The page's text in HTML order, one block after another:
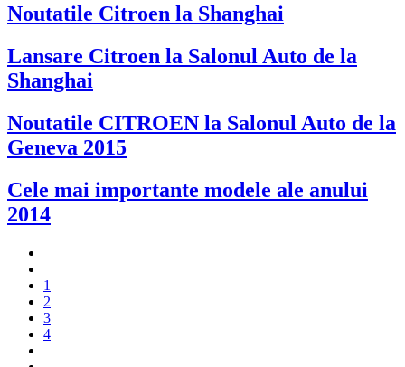
Noutatile Citroen la Shanghai
Lansare Citroen la Salonul Auto de la
Shanghai
Noutatile CITROEN la Salonul Auto de la
Geneva 2015
Cele mai importante modele ale anului
2014
1
2
3
4